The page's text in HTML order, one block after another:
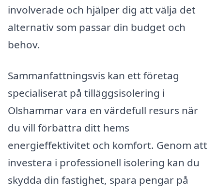
involverade och hjälper dig att välja det
alternativ som passar din budget och
behov.
Sammanfattningsvis kan ett företag
specialiserat på tilläggsisolering i
Olshammar vara en värdefull resurs när
du vill förbättra ditt hems
energieffektivitet och komfort. Genom att
investera i professionell isolering kan du
skydda din fastighet, spara pengar på